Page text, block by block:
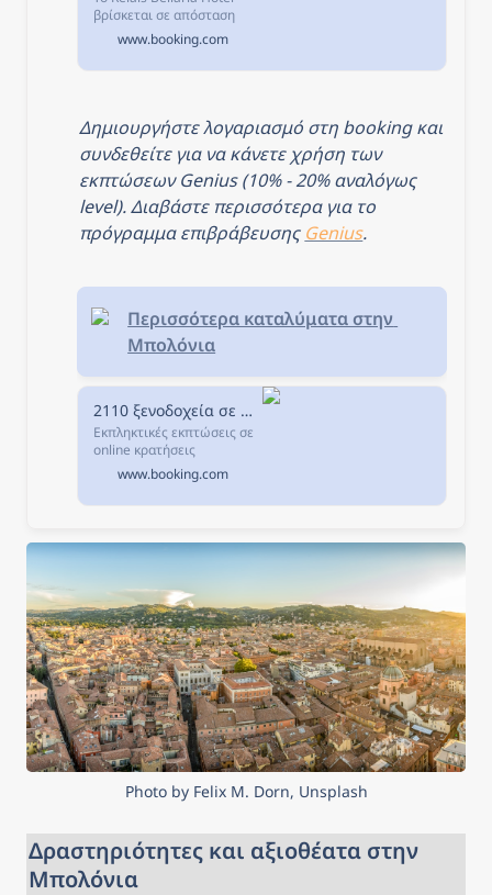
βρίσκεται σε απόσταση
μόλις 5χλμ.
www.booking.com
Δημιουργήστε λογαριασμό στη booking και
συνδεθείτε για να κάνετε χρήση των
εκπτώσεων Genius (10% - 20% αναλόγως
level). Διαβάστε περισσότερα για το
πρόγραμμα επιβράβευσης Genius.
Περισσότερα καταλύματα στην
Μπολόνια
2110 ξενοδοχεία σε Μπολόνια, Ιταλία.
Εκπληκτικές εκπτώσεις σε
online κρατήσεις
ξενοδοχείων σε Μπολόνια,
Ιταλία. Διαθεσιμότητα και
εξαιρετικές τιμές.
καλύτερο ξενοδοχείο για
www.booking.com
Photo by Felix M. Dorn, Unsplash
Δραστηριότητες και αξιοθέατα στην
Μπολόνια